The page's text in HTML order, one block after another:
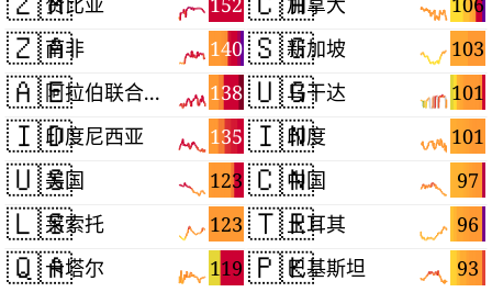
🇿🇦 140
南非
🇦🇪 138
阿拉伯联合酋长国
🇮🇩 135
印度尼西亚
🇺🇸 123
美国
🇱🇸 123
莱索托
🇶🇦 119
卡塔尔
🇸🇬 103
新加坡
🇺🇬 101
乌干达
🇮🇳 101
印度
🇨🇳 97
中国
🇹🇷 96
土耳其
🇵🇰 93
巴基斯坦